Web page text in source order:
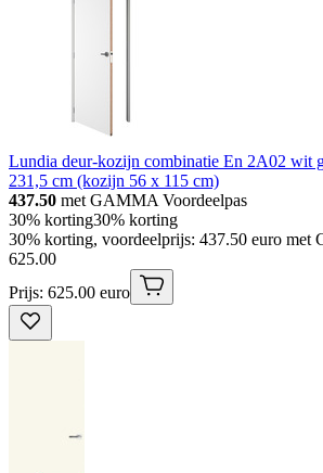
Lundia deur-kozijn combinatie En 2A02 wit
231,5 cm (kozijn 56 x 115 cm)
437.50 met GAMMA Voordeelpas
30% korting30% korting
30% korting, voordeelprijs: 437.50 euro met
625.00
Prijs: 625.00 euro